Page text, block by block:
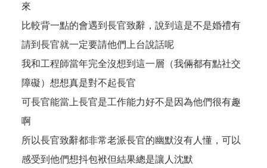
來
比較背一點的會遇到長官致辭，說到這是不是婚禮有
請到長官就一定要請他們上台說話呢
我和工程師當年完全沒想到這一層（我倆都有點社交
障礙）想想真是對不起長官
可長官能當上長官是工作能力好不是因為他們很有趣
啊
所以長官致辭都非常老派長官的幽默沒有人懂，可以
感受到他們想抖包袱但結果總是讓人沈默